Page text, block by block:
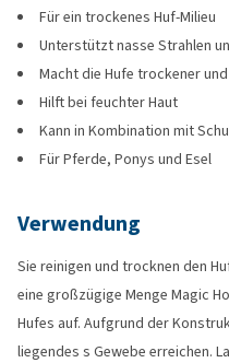
Für ein trockenes Huf-Milieu
Unterstützt nasse Strahlen
Macht die Hufe trockener
Hilft bei feuchter Haut
Kann in Kombination mit
Für Pferde, Ponys und Esel
Verwendung
Sie reinigen und trocknen den
eine großzügige Menge Magic
Hufes auf. Aufgrund der
liegendes s Gewebe erreichen.